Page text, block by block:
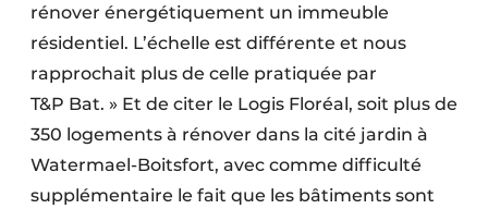
rénover énergétiquement un immeuble
résidentiel. L’échelle est différente et nous
rapprochait plus de celle pratiquée par
T&P Bat. » Et de citer le Logis Floréal, soit plus de
350 logements à rénover dans la cité jardin à
Watermael-Boitsfort, avec comme difficulté
supplémentaire le fait que les bâtiments sont